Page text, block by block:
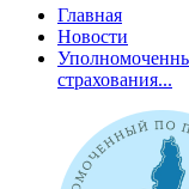
Главная
Новости
страхования...